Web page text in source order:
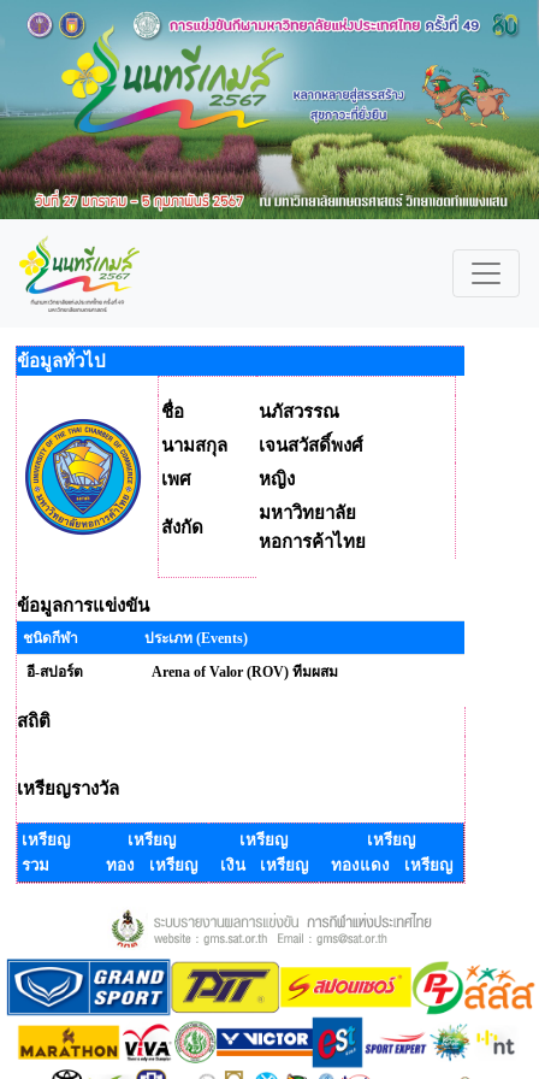
ข้อมูลทั่วไป
ชื่อ
นภัสวรรณ
นามสกุล
เจนสวัสดิ์พงศ์
เพศ
หญิง
สังกัด
มหาวิทยาลัย
หอการค้าไทย
ข้อมูลการแข่งขัน
ชนิดกีฬา
ประเภท (Events)
อี-สปอร์ต
Arena of Valor (ROV) ทีมผสม
สถิติ
เหรียญรางวัล
เหรียญ
รวม
เหรียญ
ทอง เหรียญ
เหรียญ
เงิน เหรียญ
เหรียญ
ทองแดง เหรียญ